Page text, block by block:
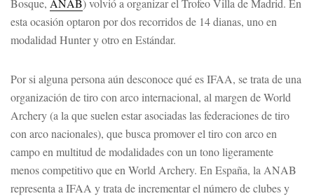
Bosque, ANAB) volvió a organizar el Trofeo Villa de Madrid. En
esta ocasión optaron por dos recorridos de 14 dianas, uno en
modalidad Hunter y otro en Estándar.
Por si alguna persona aún desconoce qué es IFAA, se trata de una
organización de tiro con arco internacional, al margen de World
Archery (a la que suelen estar asociadas las federaciones de tiro
con arco nacionales), que busca promover el tiro con arco en
campo en multitud de modalidades con un tono ligeramente
menos competitivo que en World Archery. En España, la ANAB
representa a IFAA y trata de incrementar el número de clubes y